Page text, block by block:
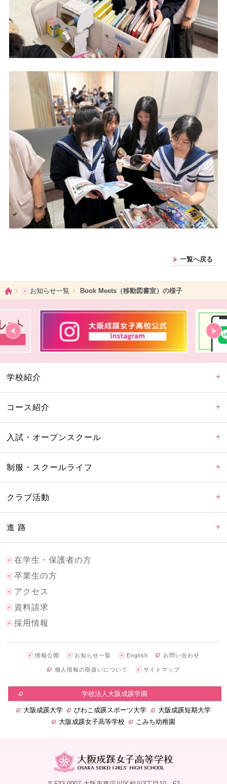
一覧へ戻る
ホームお知らせ一覧 Book Meets（移動図書室）の様子
学校紹介
コース紹介
入試・オープンスクール
制服・スクールライフ
クラブ活動
進 路
在学生・保護者の方
卒業生の方
アクセス
資料請求
採用情報
情報公開 お知らせ一覧 English お問い合わせ
個人情報の取扱いについて サイトマップ
学校法人大阪成蹊学園
大阪成蹊大学 びわこ成蹊スポーツ大学
大阪成蹊短期大学
大阪成蹊女子高等学校
こみち幼稚園